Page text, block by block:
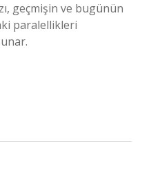
geçmişin ve bugünün
paralellikleri